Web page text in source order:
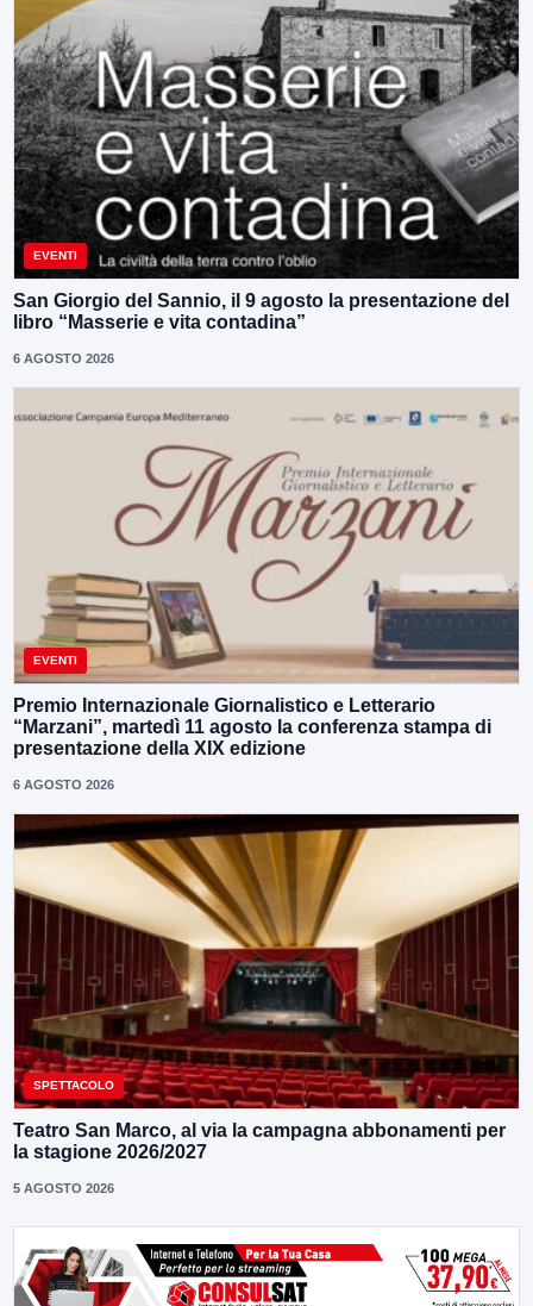
EVENTI
San Giorgio del Sannio, il 9 agosto la presentazione del
libro “Masserie e vita contadina”
6 AGOSTO 2026
EVENTI
Premio Internazionale Giornalistico e Letterario
“Marzani”, martedì 11 agosto la conferenza stampa di
presentazione della XIX edizione
6 AGOSTO 2026
SPETTACOLO
Teatro San Marco, al via la campagna abbonamenti per
la stagione 2026/2027
5 AGOSTO 2026